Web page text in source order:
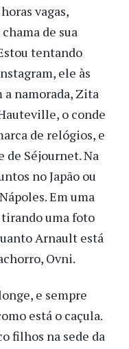
vagas,
de sua
tentando
ele às
namorada, Zita
o conde
de relógios, e
de Séjournet. Na
no Japão ou
Em uma
uma foto
Arnault está
Ovni.
e sempre
está o caçula.
filhos na sede da